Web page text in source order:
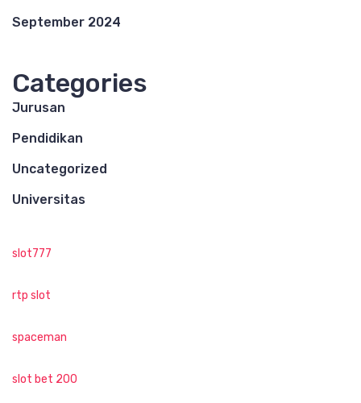
September 2024
Categories
Jurusan
Pendidikan
Uncategorized
Universitas
slot777
rtp slot
spaceman
slot bet 200